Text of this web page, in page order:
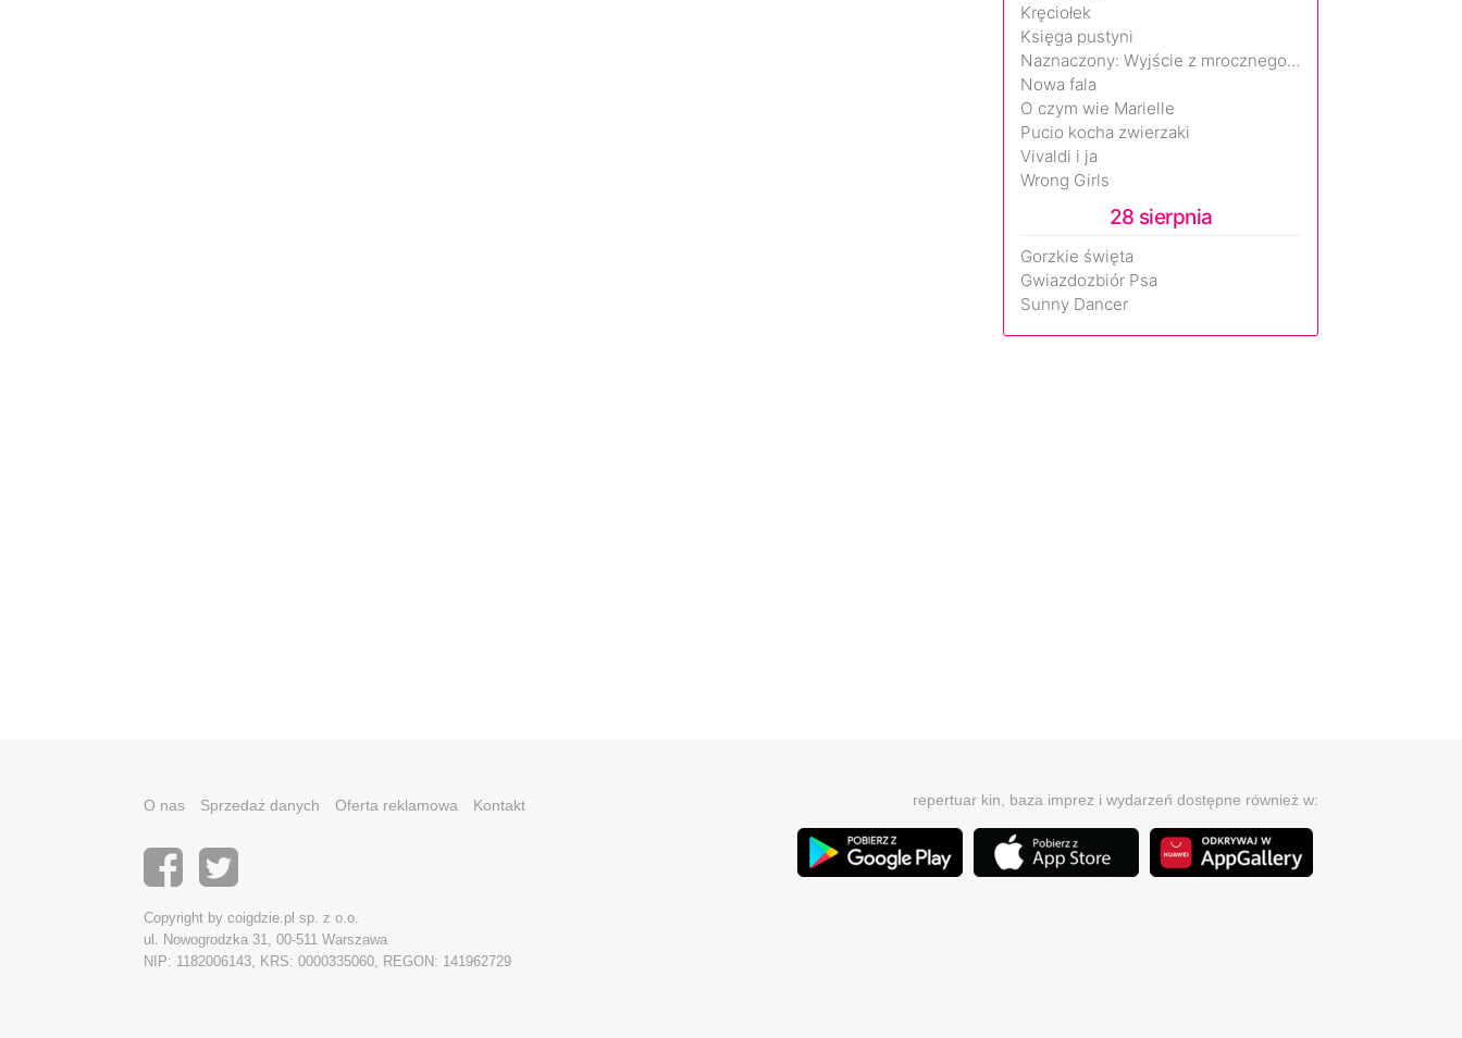
Kręciołek
Księga pustyni
Naznaczony: Wyjście z mrocznego wymiaru
Nowa fala
O czym wie Marielle
Pucio kocha zwierzaki
Vivaldi i ja
Wrong Girls
28 sierpnia
Gorzkie święta
Gwiazdozbiór Psa
Sunny Dancer
O nas Sprzedaż danych Oferta reklamowa Kontakt
Copyright by coigdzie.pl sp. z o.o.
ul. Nowogrodzka 31, 00-511 Warszawa
NIP: 1182006143, KRS: 0000335060, REGON: 141962729
repertuar kin, baza imprez i wydarzeń dostępne również w: